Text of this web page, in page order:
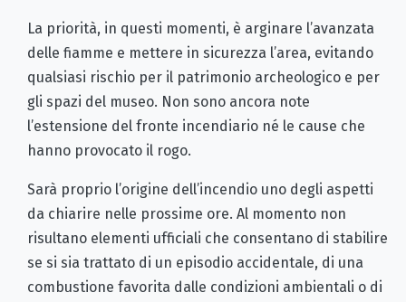
La priorità, in questi momenti, è arginare l’avanzata
delle fiamme e mettere in sicurezza l’area, evitando
qualsiasi rischio per il patrimonio archeologico e per
gli spazi del museo. Non sono ancora note
l’estensione del fronte incendiario né le cause che
hanno provocato il rogo.
Sarà proprio l’origine dell’incendio uno degli aspetti
da chiarire nelle prossime ore. Al momento non
risultano elementi ufficiali che consentano di stabilire
se si sia trattato di un episodio accidentale, di una
combustione favorita dalle condizioni ambientali o di